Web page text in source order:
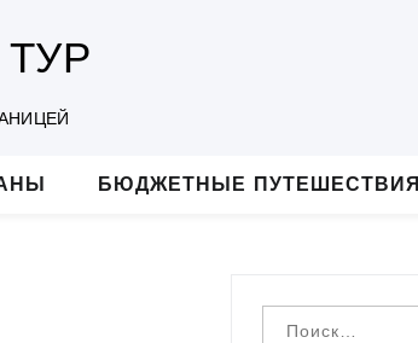
ТУР
БЮДЖЕТНЫЕ ПУТЕШЕСТВИЯ